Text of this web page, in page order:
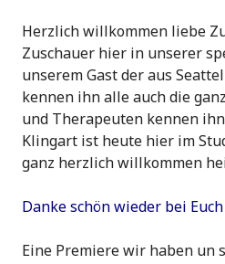
Herzlich willkommen liebe
Zuschauer hier in unserer
unserem Gast der aus
kennen ihn alle auch die
und Therapeuten kennen
Klingart ist heute hier im
ganz herzlich willkommen
Danke schön wieder bei
Eine Premiere wir haben un